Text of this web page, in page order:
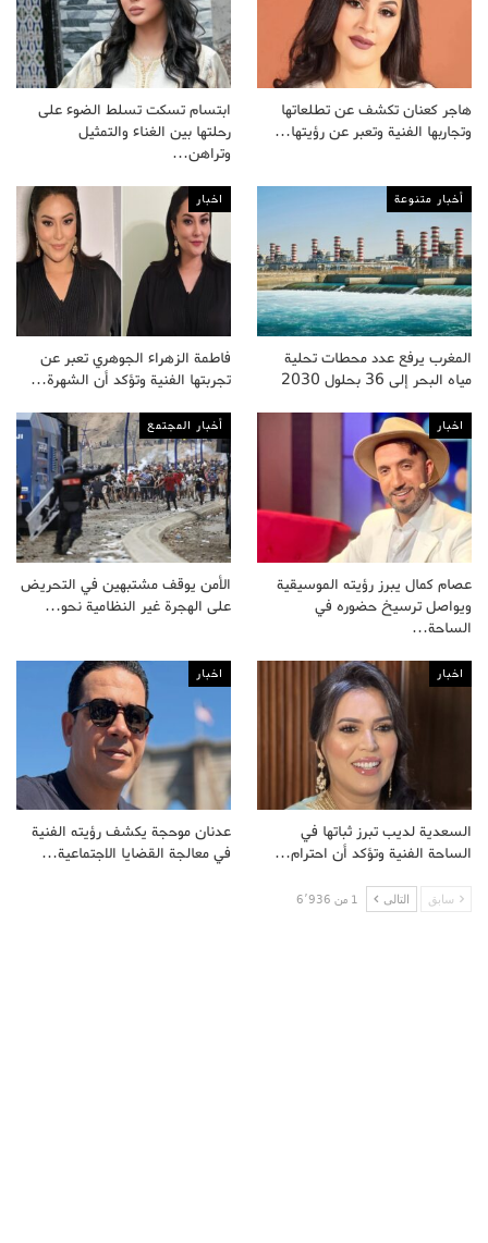
هاجر كعنان تكشف عن تطلعاتها
وتجاربها الفنية وتعبر عن رؤيتها…
ابتسام تسكت تسلط الضوء على
رحلتها بين الغناء والتمثيل
وتراهن…
أخبار متنوعة
المغرب يرفع عدد محطات تحلية
مياه البحر إلى 36 بحلول 2030
اخبار
فاطمة الزهراء الجوهري تعبر عن
تجربتها الفنية وتؤكد أن الشهرة…
اخبار
عصام كمال يبرز رؤيته الموسيقية
ويواصل ترسيخ حضوره في
الساحة…
أخبار المجتمع
الأمن يوقف مشتبهين في التحريض
على الهجرة غير النظامية نحو…
اخبار
السعدية لديب تبرز ثباتها في
الساحة الفنية وتؤكد أن احترام…
اخبار
عدنان موحجة يكشف رؤيته الفنية
في معالجة القضايا الاجتماعية…
سابق التالى 1 من 6٬936